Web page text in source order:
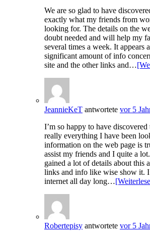
We are so glad to have
exactly what my friends from
looking for. The details on the
doubt needed and will help my
several times a week. It appears
significant amount of info
site and the other links and…
JeannieKeT antwortete vor 5
I’m so happy to have
really everything I have been
information on the web page is
assist my friends and I quite a
gained a lot of details about this
links and info like wise show it.
internet all day long…
Robertepisy antwortete vor 5